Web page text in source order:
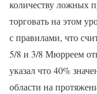
количеству ложных
торговать на этом
с правилами, что
5/8 и 3/8 Мюрреем
указал что 40%
области на